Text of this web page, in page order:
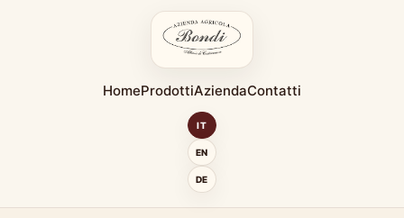
HomeProdottiAziendaContatti
IT
EN
DE